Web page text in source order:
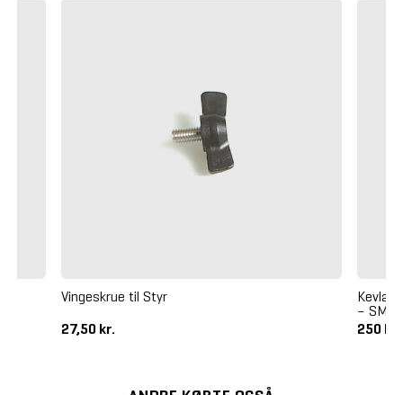
Vingeskrue til Styr
27,50 kr.
Kevlar
–
250 kr.